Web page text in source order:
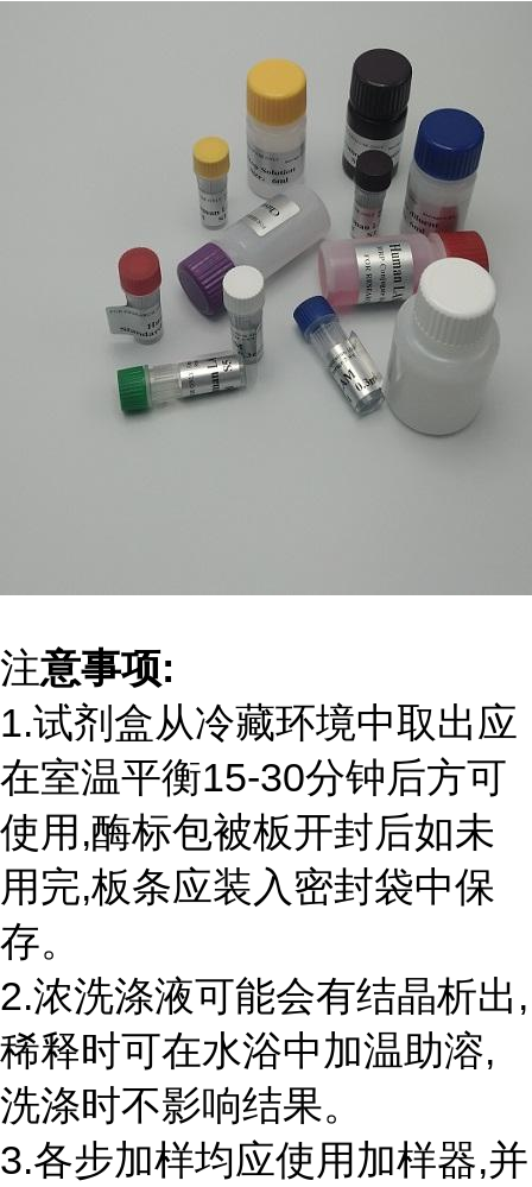
注意事项:
1.试剂盒从冷藏环境中取出应
在室温平衡15-30分钟后方可
使用,酶标包被板开封后如未
用完,板条应装入密封袋中保
存。
2.浓洗涤液可能会有结晶析出,
稀释时可在水浴中加温助溶,
洗涤时不影响结果。
3.各步加样均应使用加样器,并